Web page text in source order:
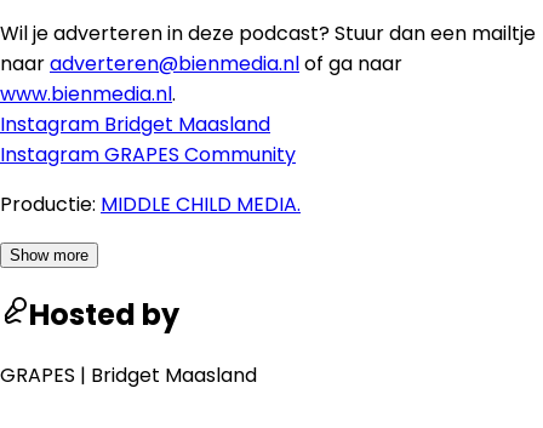
Wil je adverteren in deze podcast? Stuur dan een mailtje
naaradverteren@bienmedia.nlof ga naar
www.bienmedia.nl.
Instagram Bridget Maasland
Instagram GRAPES Community
Productie: MIDDLE CHILD MEDIA.
Show more
Hosted by
GRAPES | Bridget Maasland